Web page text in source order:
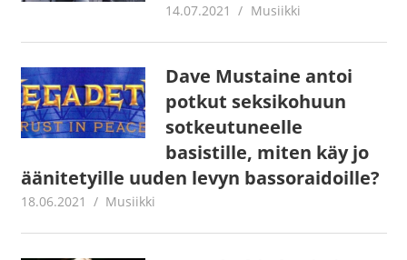
14.07.2021 Juha Kaunisto
Musiikki
Dave Mustaine antoi
potkut seksikohuun
sotkeutuneelle
basistille, miten käy jo
äänitetyille uuden levyn bassoraidoille?
18.06.2021 Juha Kaunisto
Musiikki